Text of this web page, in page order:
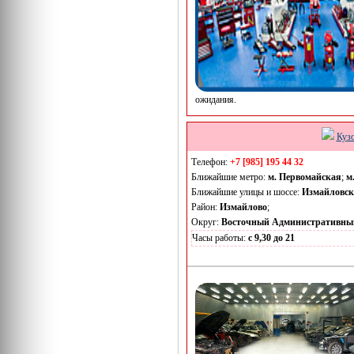
ожидания.
Телефон: +7 [985] 195 44 32
Ближайшие метро: м. Первомайская;
Ближайшие улицы и шоссе:
Район: Измайлово;
Округ: Восточный
Часы работы: с 9,30 до 21